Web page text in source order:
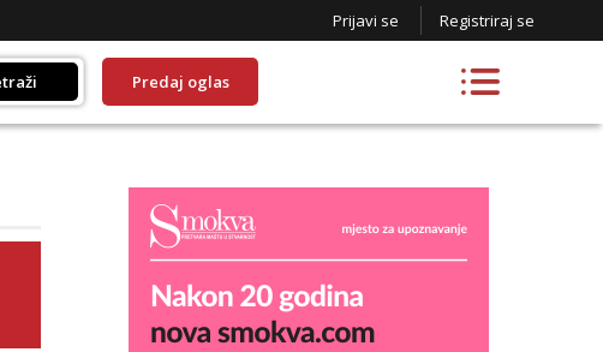
Prijavi se Registriraj se
Predaj oglas